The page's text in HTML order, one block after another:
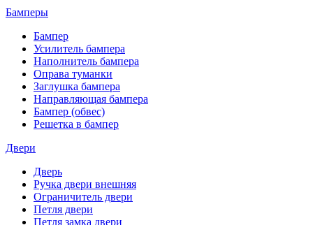
Бамперы
Бампер
Усилитель бампера
Наполнитель бампера
Оправа туманки
Заглушка бампера
Направляющая бампера
Бампер (обвес)
Решетка в бампер
Двери
Дверь
Ручка двери внешняя
Ограничитель двери
Петля двери
Петля замка двери